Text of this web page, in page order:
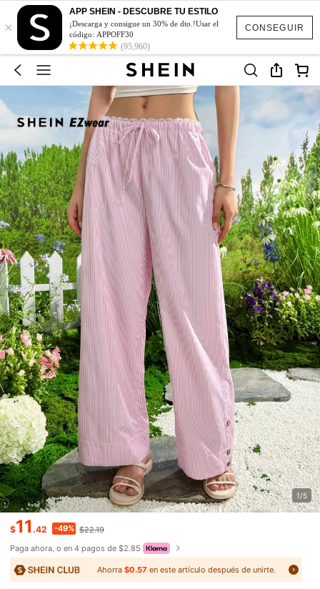
CONSEGUIR
×
APP SHEIN - DESCUBRE TU ESTILO
¡Descarga y consigue un 30% de dto.!Usar el
código: APPOFF30
(95,960)
1/5
$11.42 -49% $22.19
Paga ahora, o en 4 pagos de $2.85
Ahorra $0.57 en este artículo después de unirte.